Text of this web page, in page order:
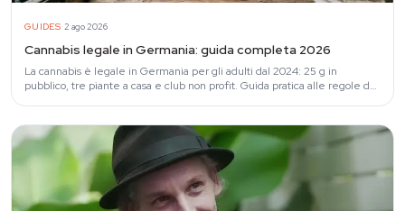
GUIDES·2 ago 2026
Cannabis legale in Germania: guida completa 2026
La cannabis è legale in Germania per gli adulti dal 2024: 25 g in
pubblico, tre piante a casa e club non profit. Guida pratica alle regole del